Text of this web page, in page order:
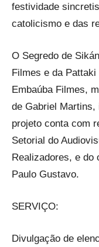
festividade
catolicismo e das
O Segredo de
Filmes e da
Embaúba Filmes,
de Gabriel Martins,
projeto conta com
Setorial do
Realizadores, e do
Paulo Gustavo.
SERVIÇO:
Divulgação de